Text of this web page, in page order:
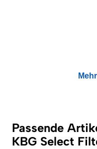
Passende
KBG Select